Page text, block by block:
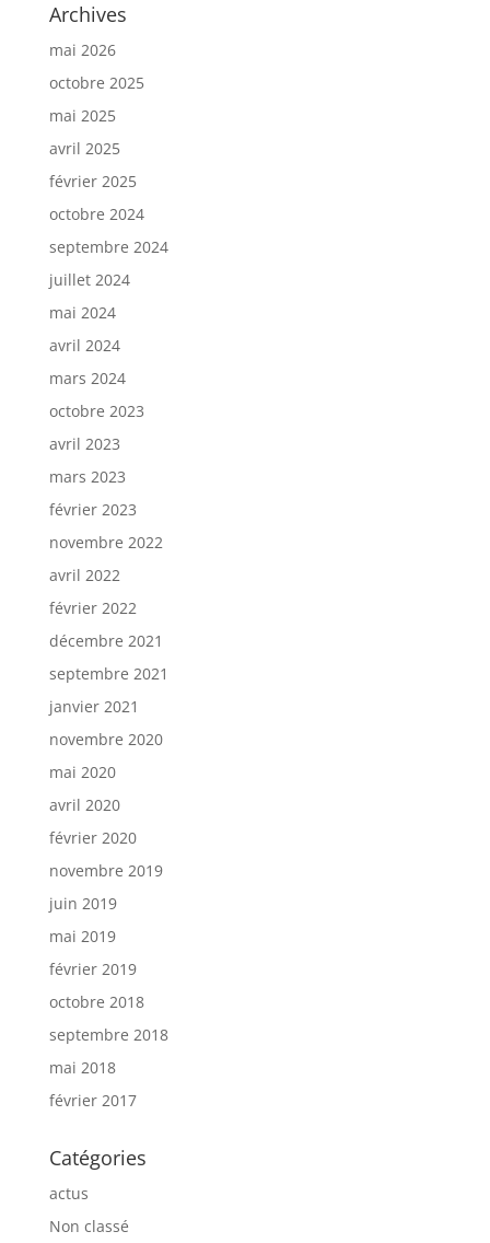
Archives
mai 2026
octobre 2025
mai 2025
avril 2025
février 2025
octobre 2024
septembre 2024
juillet 2024
mai 2024
avril 2024
mars 2024
octobre 2023
avril 2023
mars 2023
février 2023
novembre 2022
avril 2022
février 2022
décembre 2021
septembre 2021
janvier 2021
novembre 2020
mai 2020
avril 2020
février 2020
novembre 2019
juin 2019
mai 2019
février 2019
octobre 2018
septembre 2018
mai 2018
février 2017
Catégories
actus
Non classé